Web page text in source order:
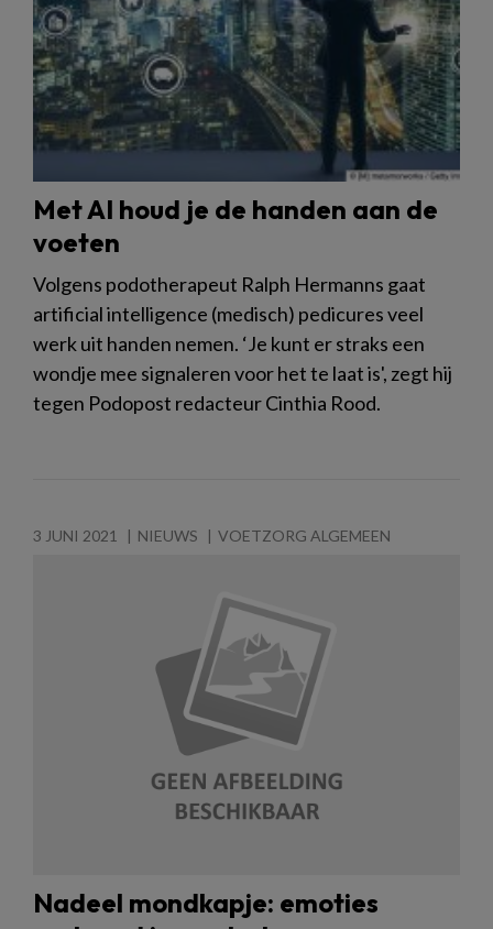
Met AI houd je de handen aan de
voeten
Volgens podotherapeut Ralph Hermanns gaat
artificial intelligence (medisch) pedicures veel
werk uit handen nemen. ‘Je kunt er straks een
wondje mee signaleren voor het te laat is', zegt hij
tegen Podopost redacteur Cinthia Rood.
3 JUNI 2021 NIEUWS VOETZORG ALGEMEEN
Nadeel mondkapje: emoties